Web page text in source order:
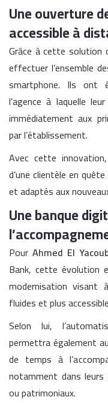
Une ouverture
accessible à
Grâce à cette solution
effectuer l’ensemble
smartphone. Ils ont
l’agence à laquelle
immédiatement aux
par l’établissement.
Avec cette
d’une clientèle en
et adaptés aux
Une banque
PourAhmed El
Bank, cette évolution
modernisation visant
fluides et plus
Selon lui,
permettra également
de temps à
notamment dans leurs
ou patrimoniaux.